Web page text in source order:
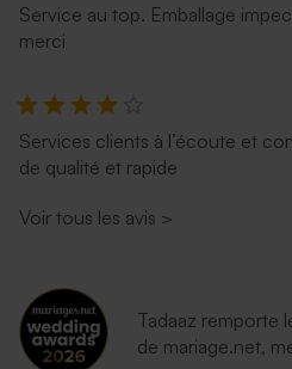
Service au top. Emballage
merci
Services clients à l’écoute et
de qualité et rapide
Voir tous les avis >
Tadaaz remporte
de mariage.net,